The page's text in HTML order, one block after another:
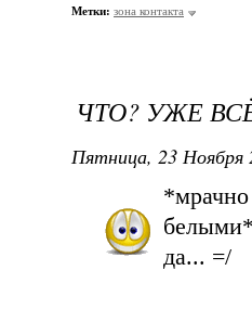
Метки: зона контакта
ЧТО? УЖЕ
Пятница, 23 Ноября
да... =/